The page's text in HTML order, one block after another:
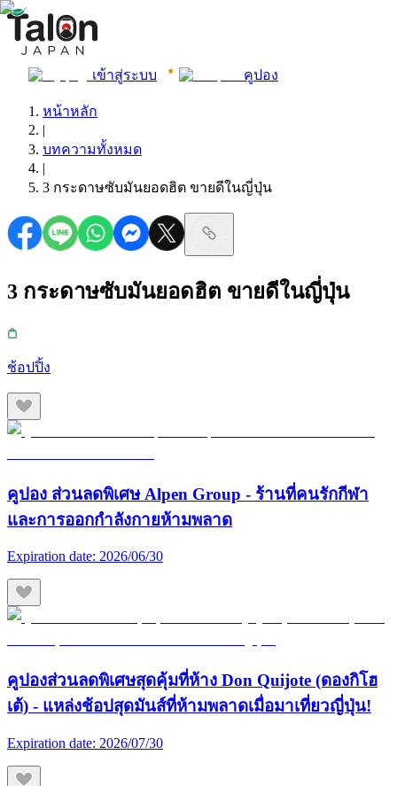
เข้าสู่ระบบ คูปอง
หน้าหลัก
|
บทความทั้งหมด
|
3 กระดาษซับมันยอดฮิต ขายดีในญี่ปุ่น
3 กระดาษซับมันยอดฮิต ขายดีในญี่ปุ่น
ช้อปปิ้ง
คูปอง ส่วนลดพิเศษ Alpen Group - ร้านที่คนรักกีฬา
และการออกกำลังกายห้ามพลาด
Expiration date: 2026/06/30
คูปองส่วนลดพิเศษสุดคุ้มที่ห้าง Don Quijote (ดองกิโฮ
เต้) - แหล่งช้อปสุดมันส์ที่ห้ามพลาดเมื่อมาเที่ยวญี่ปุ่น!
Expiration date: 2026/07/30